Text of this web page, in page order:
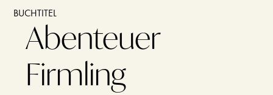
BUCHTITEL
Abenteuer
Firmling